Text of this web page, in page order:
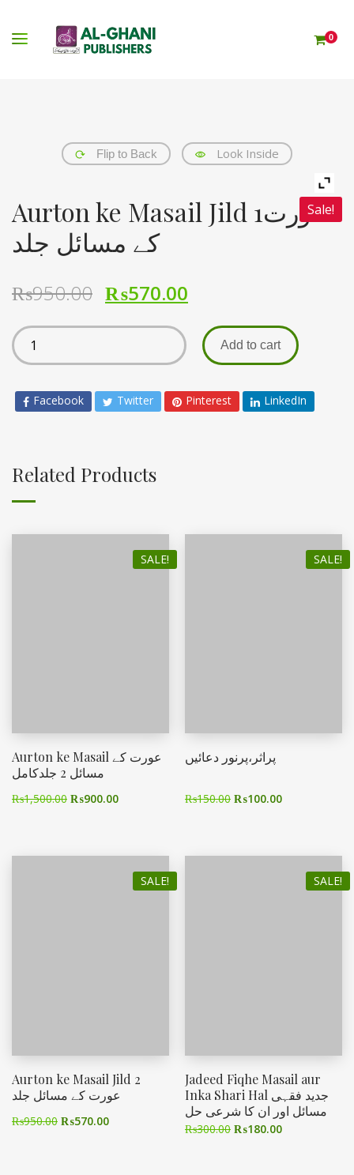
0
Flip to Back Look Inside
Sale!
Aurton ke Masail Jild 1عورت
کے مسائل جلد
₨950.00 ₨570.00
Add to cart
Facebook Twitter Pinterest LinkedIn
Related Products
SALE!
Aurton ke Masail عورت کے
مسائل 2 جلدکامل
₨1,500.00 ₨900.00
SALE!
پراثر،پرنور دعائیں
₨150.00 ₨100.00
SALE!
Aurton ke Masail Jild 2
عورت کے مسائل جلد
₨950.00 ₨570.00
SALE!
Jadeed Fiqhe Masail aur
Inka Shari Hal جدید فقہی
مسائل اور ان کا شرعی حل
₨300.00 ₨180.00